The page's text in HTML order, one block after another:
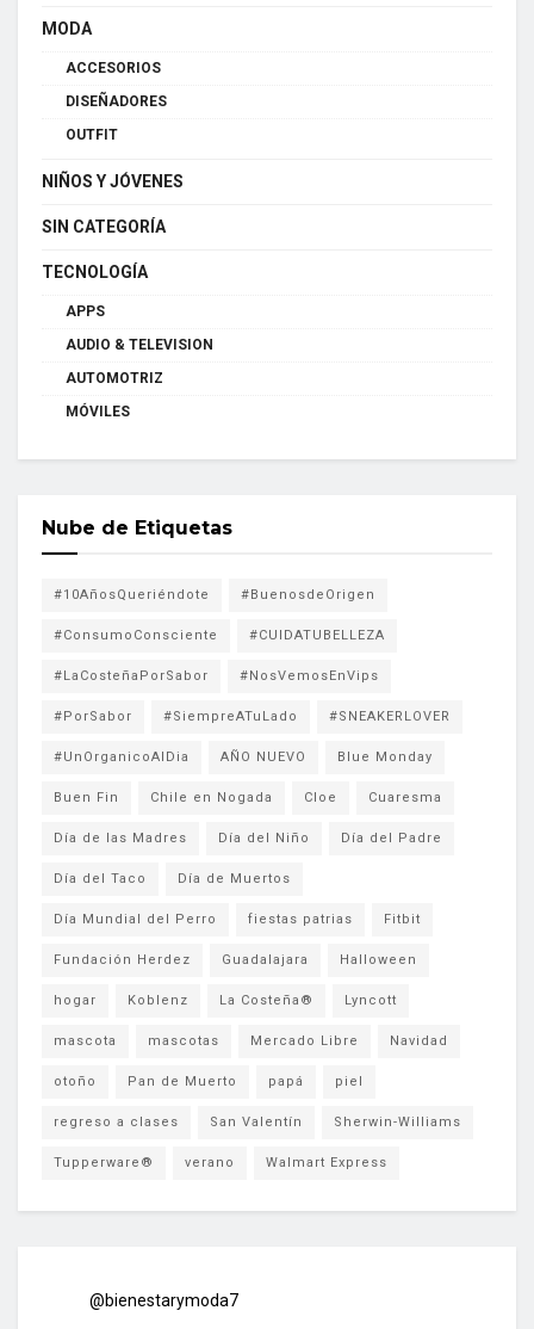
MODA
ACCESORIOS
DISEÑADORES
OUTFIT
NIÑOS Y JÓVENES
SIN CATEGORÍA
TECNOLOGÍA
APPS
AUDIO & TELEVISION
AUTOMOTRIZ
MÓVILES
Nube de Etiquetas
#10AñosQueriéndote #BuenosdeOrigen
#ConsumoConsciente #CUIDATUBELLEZA
#LaCosteñaPorSabor #NosVemosEnVips
#PorSabor #SiempreATuLado #SNEAKERLOVER
#UnOrganicoAlDia AÑO NUEVO Blue Monday
Buen Fin Chile en Nogada Cloe Cuaresma
Día de las Madres Día del Niño Día del Padre
Día del Taco Día de Muertos
Día Mundial del Perro fiestas patrias Fitbit
Fundación Herdez Guadalajara Halloween
hogar Koblenz La Costeña® Lyncott
mascota mascotas Mercado Libre Navidad
otoño Pan de Muerto papá piel
regreso a clases San Valentín Sherwin-Williams
Tupperware® verano Walmart Express
@bienestarymoda7